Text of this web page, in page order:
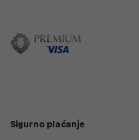
Sigurno plaćanje